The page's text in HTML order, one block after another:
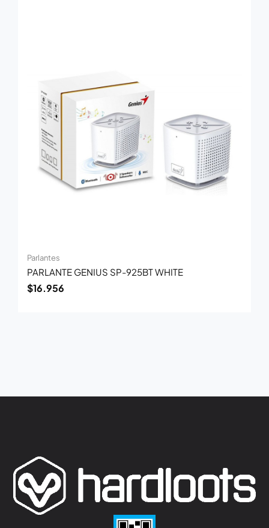
Parlantes
PARLANTE GENIUS SP-925BT WHITE
$16.956